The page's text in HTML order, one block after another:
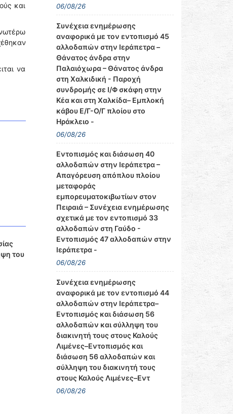
και
να
του
06/08/26
Συνέχεια ενημέρωσης
αναφορικά με τον εντοπισμό 45
αλλοδαπών στην Ιεράπετρα –
Θάνατος άνδρα στην
Παλαιόχωρα – Θάνατος άνδρα
στη Χαλκιδική - Παροχή
συνδρομής σε Ι/Φ σκάφη στην
Κέα και στη Χαλκίδα– Εμπλοκή
κάβου Ε/Γ-Ο/Γ πλοίου στο
Ηράκλειο -
06/08/26
Εντοπισμός και διάσωση 40
αλλοδαπών στην Ιεράπετρα –
Απαγόρευση απόπλου πλοίου
μεταφοράς
εμπορευματοκιβωτίων στον
Πειραιά – Συνέχεια ενημέρωσης
σχετικά με τον εντοπισμό 33
αλλοδαπών στη Γαύδο -
Εντοπισμός 47 αλλοδαπών στην
Ιεράπετρα -
06/08/26
Συνέχεια ενημέρωσης
αναφορικά με τον εντοπισμό 44
αλλοδαπών στην Ιεράπετρα–
Εντοπισμός και διάσωση 56
αλλοδαπών και σύλληψη του
διακινητή τους στους Καλούς
Λιμένες–Εντοπισμός και
διάσωση 56 αλλοδαπών και
σύλληψη του διακινητή τους
στους Καλούς Λιμένες–Εντ
06/08/26